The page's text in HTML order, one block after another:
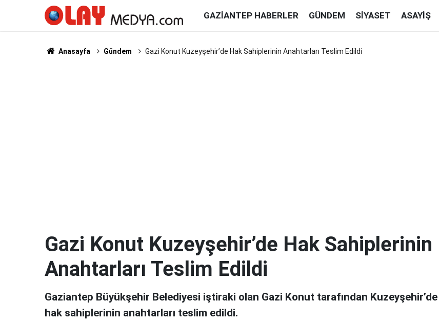
GAZIANTEP HABERLER GÜNDEM SIYASET ASAYIŞ
Anasayfa Gündem Gazi Konut Kuzeyşehir’de Hak Sahiplerinin Anahtarları Teslim Edildi
Gazi Konut Kuzeyşehir’de Hak Sahiplerinin
Anahtarları Teslim Edildi
Gaziantep Büyükşehir Belediyesi iştiraki olan Gazi Konut tarafından Kuzeyşehir’de
hak sahiplerinin anahtarları teslim edildi.